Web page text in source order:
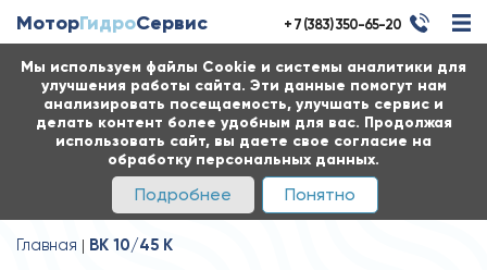
Мы используем файлы Cookie и системы аналитики для
улучшения работы сайта. Эти данные помогут нам
анализировать посещаемость, улучшать сервис и
делать контент более удобным для вас. Продолжая
использовать сайт, вы даете свое согласие на
обработку персональных данных.
Подробнее Понятно
МоторГидроСервис + 7 (383) 350-65-20
Главная ВК 10/45 К